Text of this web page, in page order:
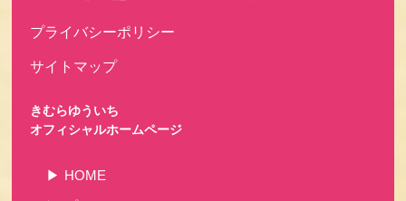
プライバシーポリシー
サイトマップ
きむらゆういち
オフィシャルホームページ
HOME